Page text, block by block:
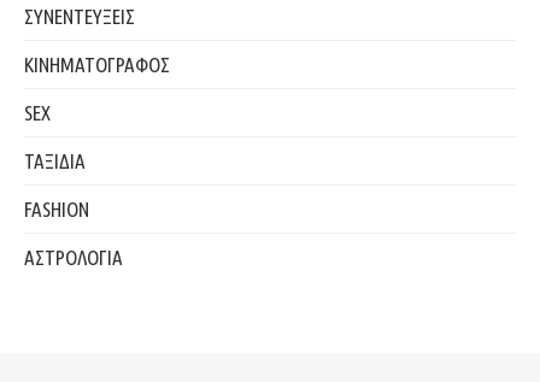
ΣΥΝΕΝΤΕΥΞΕΙΣ
ΚΙΝΗΜΑΤΟΓΡΑΦΟΣ
SEX
ΤΑΞΙΔΙΑ
FASHION
ΑΣΤΡΟΛΟΓΙΑ